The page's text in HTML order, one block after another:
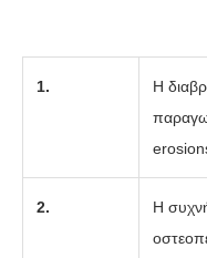
1.
Η
2.
Η